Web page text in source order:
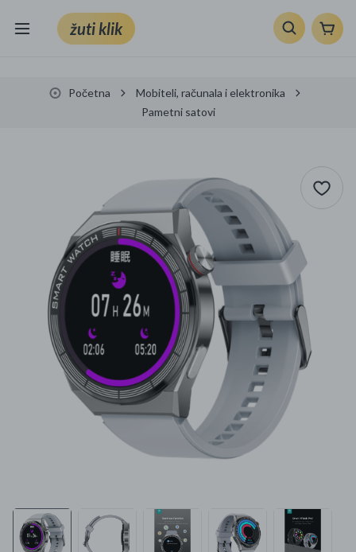
žuti klik
VRT I ALATI
Klik supermarket
Sport i slobodno vrijeme
Ljepota i zdravlje
Mame i bebe
Specijalne kategorije
Početna
Mobiteli, računala i elektronika
Pametni satovi